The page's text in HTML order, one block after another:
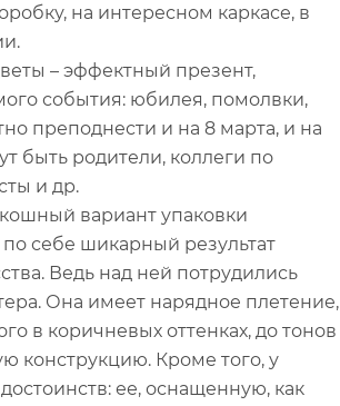
на интересном каркасе, в
– эффектный презент,
события: юбилея, помолвки,
преподнести и на 8 марта, и на
быть родители, коллеги по
и др.
вариант упаковки
себе шикарный результат
Ведь над ней потрудились
Она имеет нарядное плетение,
в коричневых оттенках, до тонов
конструкцию. Кроме того, у
ее, оснащенную, как